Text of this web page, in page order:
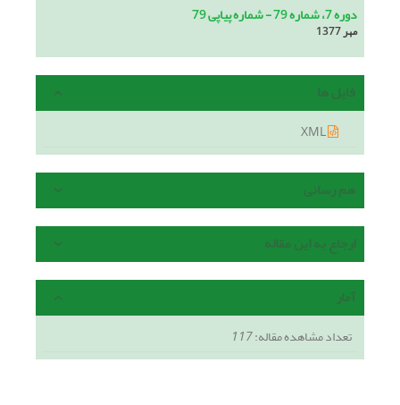
دوره 7، شماره 79 - شماره پیاپی 79
مهر 1377
فایل ها
هم رسانی
ارجاع به این مقاله
آمار
تعداد مشاهده مقاله:117